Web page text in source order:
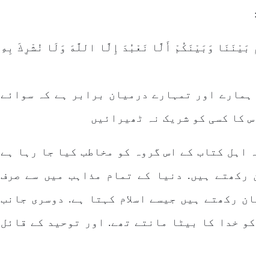
وَبَيْنَكُمْ أَلَّا نَعْبُدَ إِلَّا اللَّهَ وَلَا نُشْرِكَ بِهِ
اور تمہارے درمیان برابر ہے کہ سوائے
کا کسی کو شریک نہ ٹھیرائیں
اہل کتاب کے اس گروہ کو مخاطب کیا جا رہا ہے
ہیں. دنیا کے تمام مذاہب میں سے صرف
رکھتے ہیں جیسے اسلام کہتا ہے. دوسری جانب
خدا کا بیٹا مانتے تھے. اور توحید کے قائل